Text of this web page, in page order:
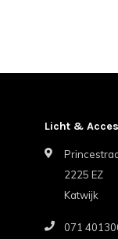
Licht &
2225 EZ
Katwijk
071